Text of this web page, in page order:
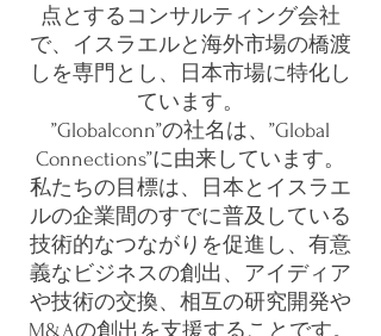
点とするコンサルティング会社
で、イスラエルと海外市場の橋渡
しを専門とし、日本市場に特化し
ています。
”Globalconn”の社名は、”Global
Connections”に由来しています。
私たちの目標は、日本とイスラエ
ルの企業間のすでに普及している
技術的なつながりを促進し、有意
義なビジネスの創出、アイディア
や技術の交換、相互の研究開発や
M&Aの創出を支援することです。